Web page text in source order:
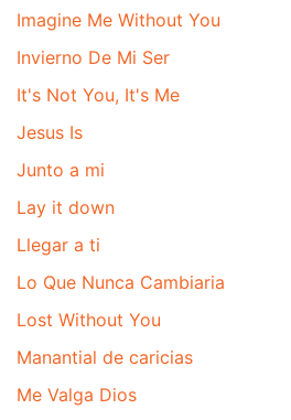
Imagine Me Without You
Invierno De Mi Ser
It's Not You, It's Me
Jesus Is
Junto a mi
Lay it down
Llegar a ti
Lo Que Nunca Cambiaria
Lost Without You
Manantial de caricias
Me Valga Dios